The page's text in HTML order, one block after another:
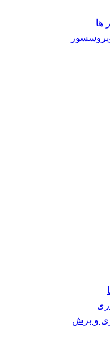
ها
و برش